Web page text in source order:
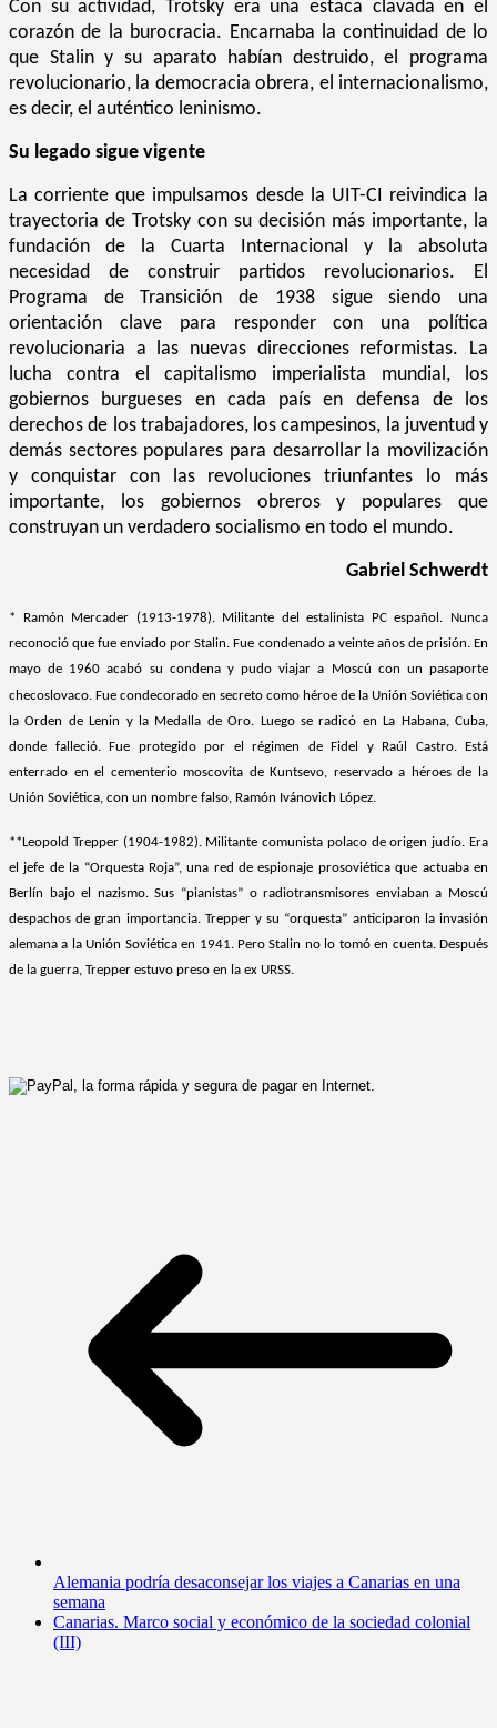
Con su actividad, Trotsky era una estaca clavada en el
corazón de la burocracia. Encarnaba la continuidad de lo
que Stalin y su aparato habían destruido, el programa
revolucionario, la democracia obrera, el internacionalismo,
es decir, el auténtico leninismo.
Su legado sigue vigente
La corriente que impulsamos desde la UIT-CI reivindica la
trayectoria de Trotsky con su decisión más importante, la
fundación de la Cuarta Internacional y la absoluta
necesidad de construir partidos revolucionarios. El
Programa de Transición de 1938 sigue siendo una
orientación clave para responder con una política
revolucionaria a las nuevas direcciones reformistas. La
lucha contra el capitalismo imperialista mundial, los
gobiernos burgueses en cada país en defensa de los
derechos de los trabajadores, los campesinos, la juventud y
demás sectores populares para desarrollar la movilización
y conquistar con las revoluciones triunfantes lo más
importante, los gobiernos obreros y populares que
construyan un verdadero socialismo en todo el mundo.
Gabriel Schwerdt
* Ramón Mercader (1913-1978). Militante del estalinista PC español. Nunca
reconoció que fue enviado por Stalin. Fue condenado a veinte años de prisión. En
mayo de 1960 acabó su condena y pudo viajar a Moscú con un pasaporte
checoslovaco. Fue condecorado en secreto como héroe de la Unión Soviética con
la Orden de Lenin y la Medalla de Oro. Luego se radicó en La Habana, Cuba,
donde falleció. Fue protegido por el régimen de Fidel y Raúl Castro. Está
enterrado en el cementerio moscovita de Kuntsevo, reservado a héroes de la
Unión Soviética, con un nombre falso, Ramón Ivánovich López.
**Leopold Trepper (1904-1982). Militante comunista polaco de origen judío. Era
el jefe de la “Orquesta Roja”, una red de espionaje prosoviética que actuaba en
Berlín bajo el nazismo. Sus “pianistas” o radiotransmisores enviaban a Moscú
despachos de gran importancia. Trepper y su “orquesta” anticiparon la invasión
alemana a la Unión Soviética en 1941. Pero Stalin no lo tomó en cuenta. Después
de la guerra, Trepper estuvo preso en la ex URSS.
Alemania podría desaconsejar los viajes a Canarias en una
semana
Canarias. Marco social y económico de la sociedad colonial
(III)